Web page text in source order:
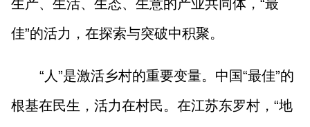
生产、生活、生态、生意的产业共同体，“最
佳”的活力，在探索与突破中积聚。
“人”是激活乡村的重要变量。中国“最佳”的
根基在民生，活力在村民。在江苏东罗村，“地